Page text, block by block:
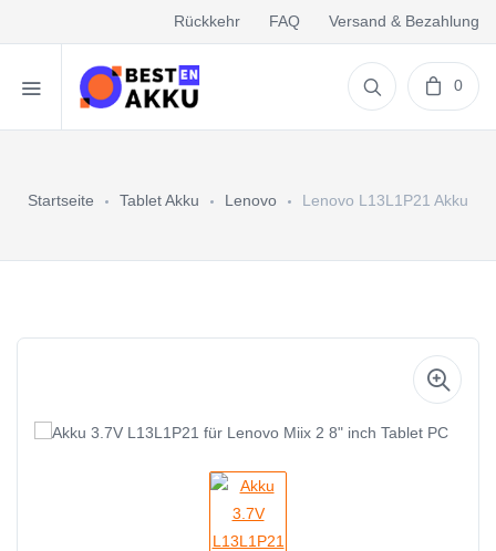
Rückkehr FAQ Versand & Bezahlung
0
Startseite Tablet Akku Lenovo Lenovo L13L1P21 Akku